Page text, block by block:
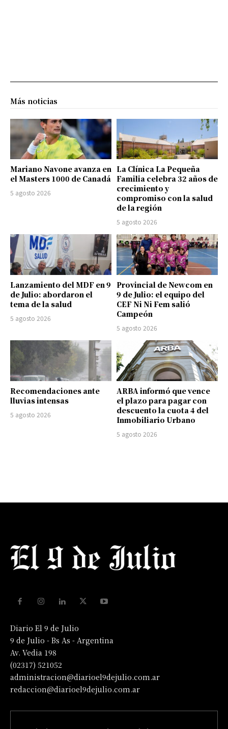
Más noticias
Mariano Navone avanza en
el Masters 1000 de Canadá
5 agosto 2026
La Clínica La Pequeña
Familia celebra 32 años de
crecimiento y
compromiso con la salud
de la región
5 agosto 2026
Lanzamiento del MDF en 9
de Julio: abordaron el
tema de la salud
5 agosto 2026
Provincial de Newcom en
9 de Julio: el equipo del
CEF Ni Ni Fem salió
Campeón
5 agosto 2026
Recomendaciones ante
lluvias intensas
5 agosto 2026
ARBA informó que vence
el plazo para pagar con
descuento la cuota 4 del
Inmobiliario Urbano
5 agosto 2026
Diario El 9 de Julio
9 de Julio - Bs As - Argentina
Av. Vedia 198
(02317) 521052
administracion@diarioel9dejulio.com.ar
redaccion@diarioel9dejulio.com.ar